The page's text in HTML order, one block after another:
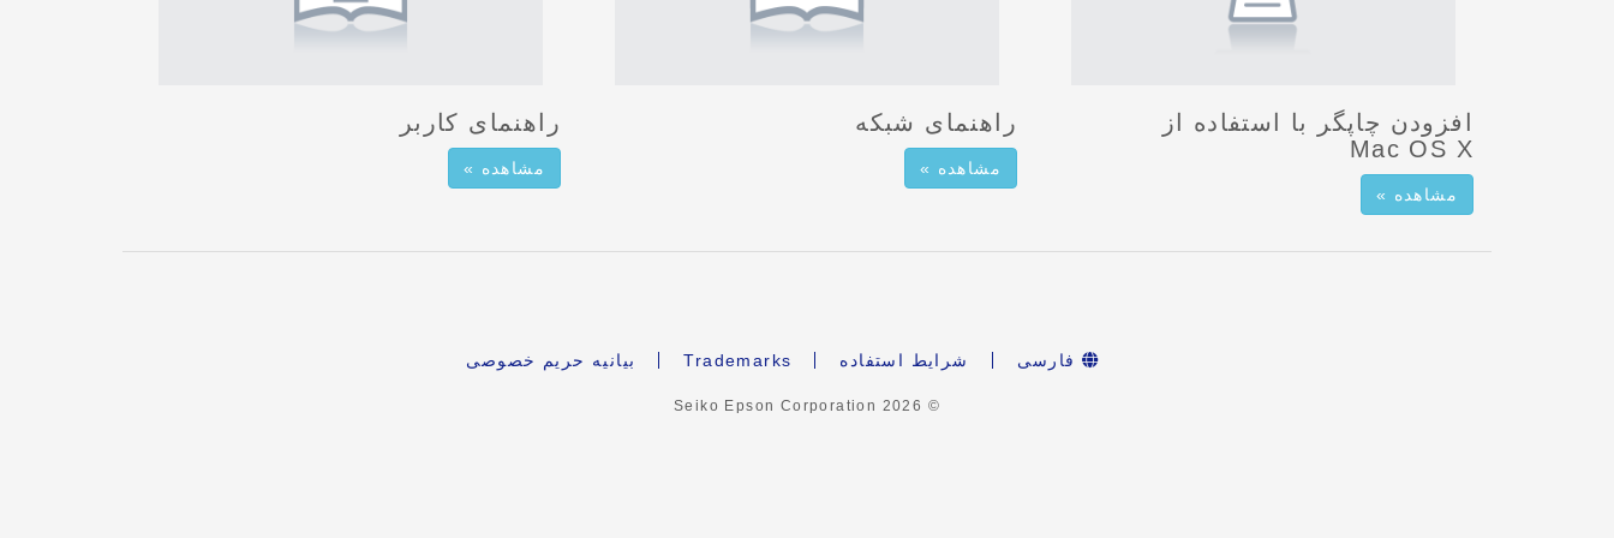
راهنمای کاربر
مشاهده »
راهنمای شبکه
مشاهده »
افزودن چاپگر با استفاده از
Mac OS X
مشاهده »
فارسی شرایط استفاده Trademarks بیانیه حریم خصوصی
© Seiko Epson Corporation
2026